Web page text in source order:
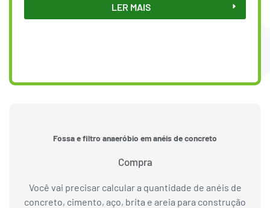
LER MAIS
Fossa e filtro anaeróbio em anéis de concreto
Compra
Você vai precisar calcular a quantidade de anéis de
concreto, cimento, aço, brita e areia para construção